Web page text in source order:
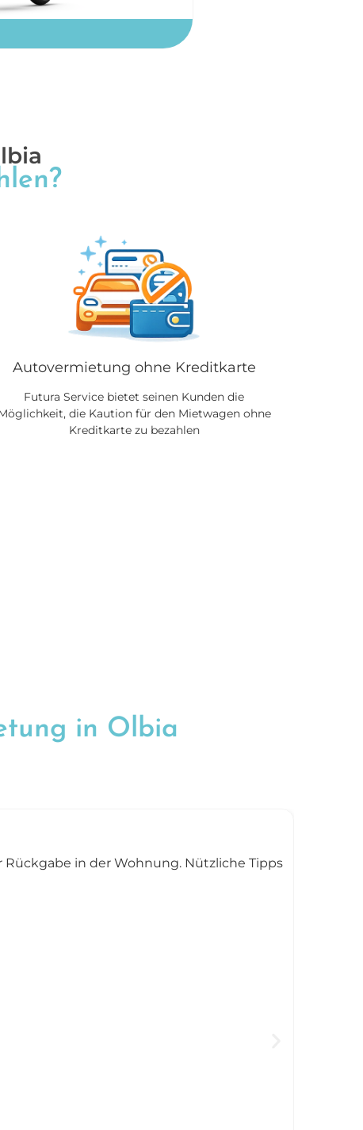
Autovermietung ohne Kreditkarte
Futura Service bietet seinen Kunden die
die Kaution für den Mietwagen ohne
Kreditkarte zu bezahlen
in Olbia
Rückgabe in der Wohnung. Nützliche Tipps